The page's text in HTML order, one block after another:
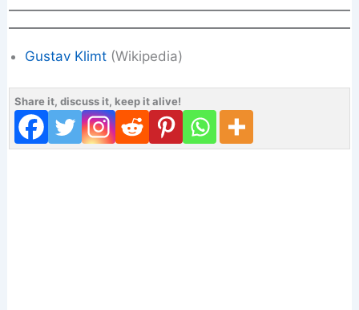
Gustav Klimt (Wikipedia)
Share it, discuss it, keep it alive!